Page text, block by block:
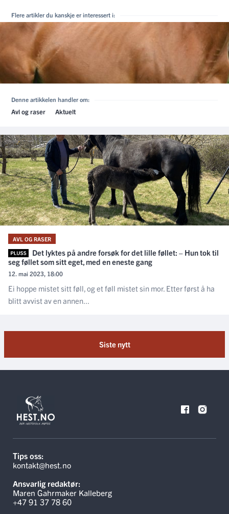
Flere artikler du kanskje er interessert i:
Denne artikkelen handler om:
Avl og raser Aktuelt
AVL OG RASER
Det lyktes på andre forsøk for det lille føllet: – Hun tok til
seg føllet som sitt eget, med en eneste gang
12. mai 2023, 18:00
Ei hoppe mistet sitt føll, og et føll mistet sin mor. Etter først å ha
blitt avvist av en annen...
Siste nytt
Tips oss:
kontakt@hest.no
Ansvarlig redaktør:
Maren Gahrmaker Kalleberg
+47 91 37 78 60